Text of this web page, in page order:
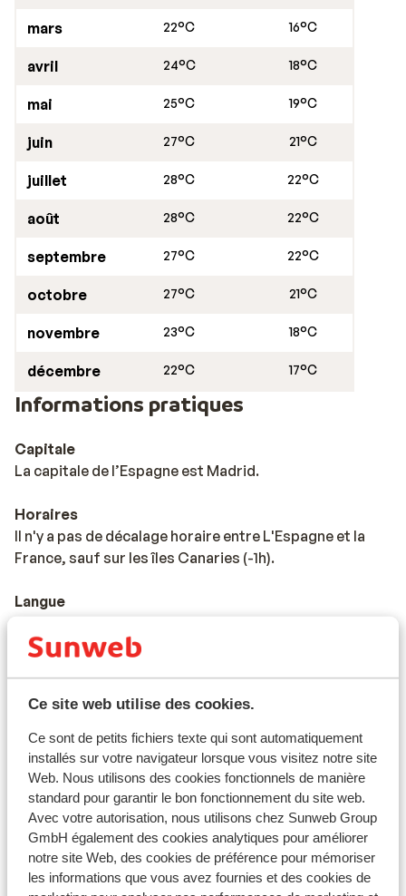
Ce site web utilise des cookies.
Ce sont de petits fichiers texte qui sont automatiquement
installés sur votre navigateur lorsque vous visitez notre site
Web. Nous utilisons des cookies fonctionnels de manière
standard pour garantir le bon fonctionnement du site web.
Avec votre autorisation, nous utilisons chez Sunweb Group
GmbH également des cookies analytiques pour améliorer
notre site Web, des cookies de préférence pour mémoriser
les informations que vous avez fournies et des cookies de
mars 22°C 16°C
avril 24°C 18°C
mai 25°C 19°C
juin 27°C 21°C
juillet 28°C 22°C
août 28°C 22°C
septembre 27°C 22°C
octobre 27°C 21°C
novembre 23°C 18°C
décembre 22°C 17°C
Informations pratiques
Capitale
La capitale de l’Espagne est Madrid.
Horaires
Il n'y a pas de décalage horaire entre L'Espagne et la
France, sauf sur les îles Canaries (-1h).
Langue
par carte bancaire en Espagne et aux îles Canaries.
Pourboires
Il est habituel en Espagne de donner 5% à 10% de
pourboires.
Norme électrique
Comme dans la majorité des pays en Europe, la tension
varie entre 220 et 240 V. Un